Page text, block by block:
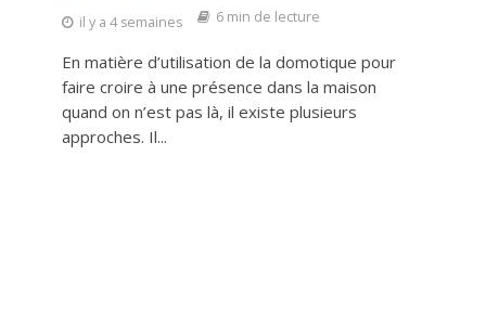
il y a 4 semaines 6 min de lecture
En matière d’utilisation de la domotique pour
faire croire à une présence dans la maison
quand on n’est pas là, il existe plusieurs
approches. Il...